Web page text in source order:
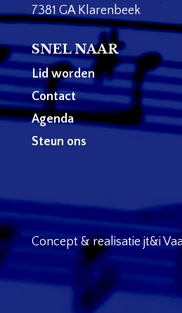
7381 GA Klarenbeek
SNEL NAAR
Lid worden
Contact
Agenda
Steun ons
Concept & realisatie jt&i